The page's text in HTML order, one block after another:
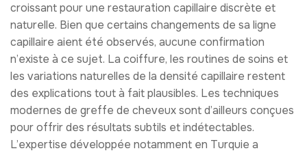
croissant pour une restauration capillaire discrète et
naturelle. Bien que certains changements de sa ligne
capillaire aient été observés, aucune confirmation
n’existe à ce sujet. La coiffure, les routines de soins et
les variations naturelles de la densité capillaire restent
des explications tout à fait plausibles. Les techniques
modernes de greffe de cheveux sont d’ailleurs conçues
pour offrir des résultats subtils et indétectables.
L’expertise développée notamment en Turquie a